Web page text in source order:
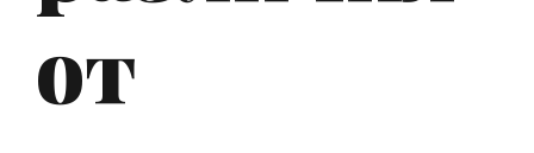
от